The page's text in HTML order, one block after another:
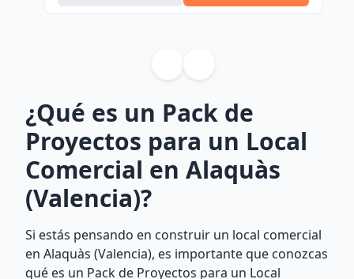
¿Qué es un Pack de
Proyectos para un Local
Comercial en Alaquàs
(Valencia)?
Si estás pensando en construir un local comercial
en Alaquàs (Valencia), es importante que conozcas
qué es un Pack de Proyectos para un Local